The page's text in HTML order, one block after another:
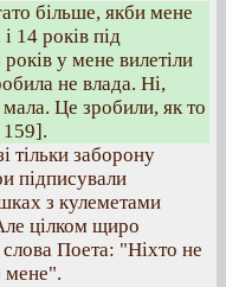
більше, якби мене
14 років під
у мене вилетіли
не влада. Ні,
Це зробили, як то
159].
тільки заборону
підписували
з кулеметами
цілком щиро
Поета: "Ніхто не
мене".